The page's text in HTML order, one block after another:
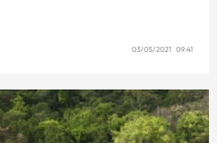
03/05/2021 09:41